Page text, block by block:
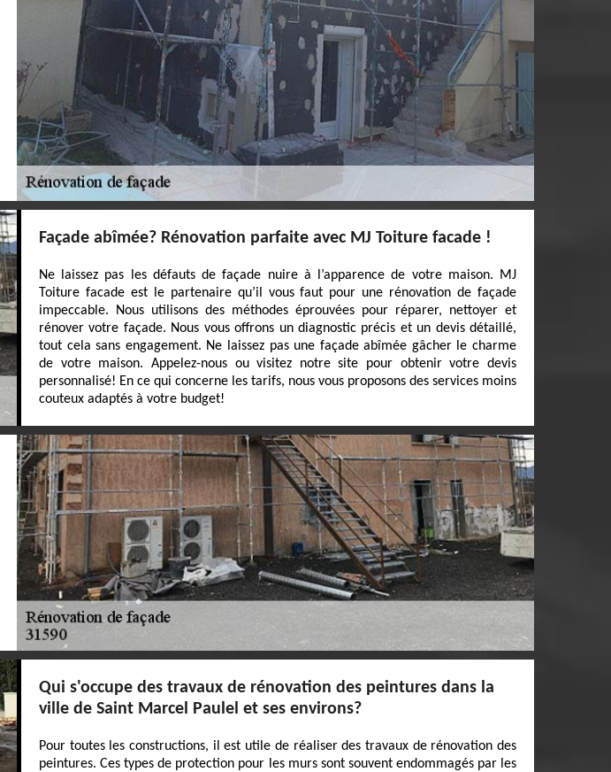
Façade abîmée? Rénovation parfaite avec MJ Toiture facade !
Ne laissez pas les défauts de façade nuire à l’apparence de votre maison. MJ
Toiture facade est le partenaire qu’il vous faut pour une rénovation de façade
impeccable. Nous utilisons des méthodes éprouvées pour réparer, nettoyer et
rénover votre façade. Nous vous offrons un diagnostic précis et un devis détaillé,
tout cela sans engagement. Ne laissez pas une façade abîmée gâcher le charme
de votre maison. Appelez-nous ou visitez notre site pour obtenir votre devis
personnalisé! En ce qui concerne les tarifs, nous vous proposons des services moins
couteux adaptés à votre budget!
Qui s'occupe des travaux de rénovation des peintures dans la
ville de Saint Marcel Paulel et ses environs?
Pour toutes les constructions, il est utile de réaliser des travaux de rénovation des
peintures. Ces types de protection pour les murs sont souvent endommagés par les